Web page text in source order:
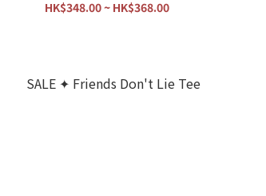
HK$348.00 ~ HK$368.00